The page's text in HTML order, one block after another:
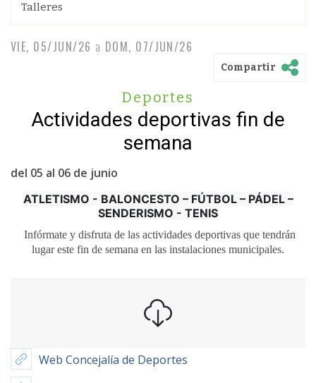
Talleres
VIE, 05/JUN/26 a DOM, 07/JUN/26
Compartir
Deportes
Actividades deportivas fin de
semana
del 05 al 06 de junio
ATLETISMO - BALONCESTO – FÚTBOL – PÁDEL –
SENDERISMO - TENIS
Infórmate y disfruta de las actividades deportivas que tendrán
lugar este fin de semana en las instalaciones municipales.
Web Concejalía de Deportes